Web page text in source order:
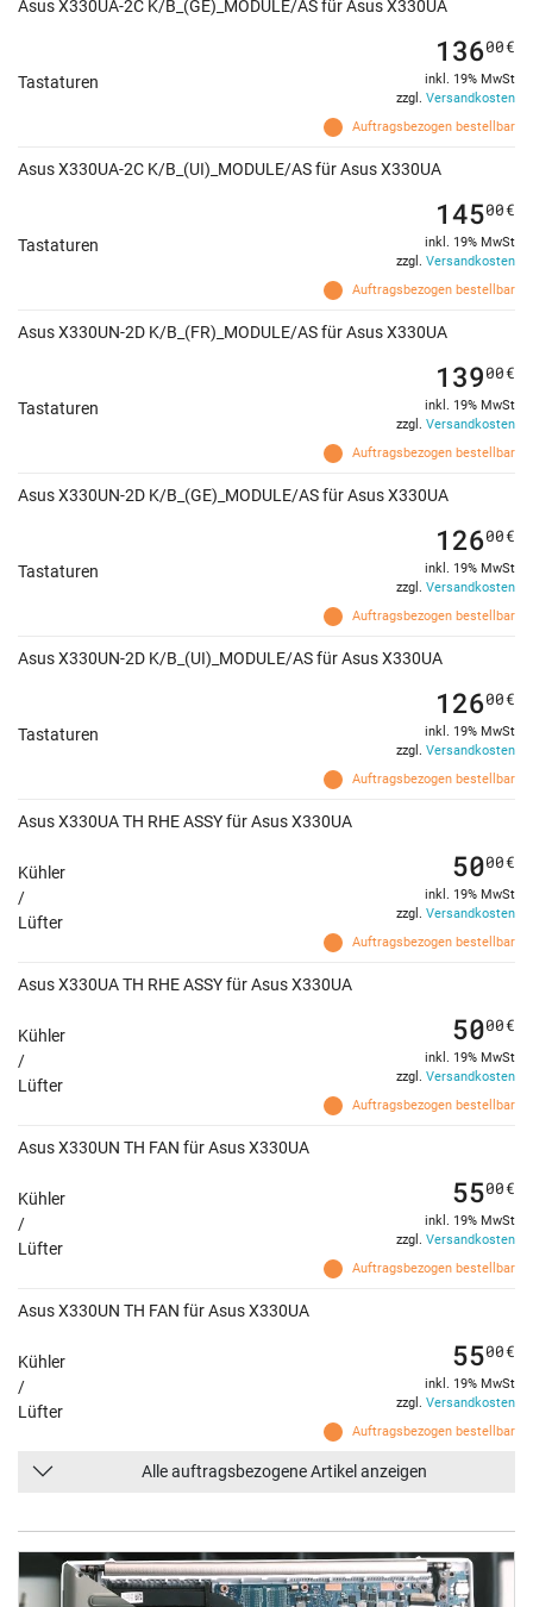
Asus X330UA-2C K/B_(GE)_MODULE/AS für Asus X330UA
Tastaturen
Auftragsbezogen bestellbar
13600€
inkl. 19% MwSt
zzgl. Versandkosten
Asus X330UA-2C K/B_(UI)_MODULE/AS für Asus X330UA
Tastaturen
Auftragsbezogen bestellbar
14500€
inkl. 19% MwSt
zzgl. Versandkosten
Asus X330UN-2D K/B_(FR)_MODULE/AS für Asus X330UA
Tastaturen
Auftragsbezogen bestellbar
13900€
inkl. 19% MwSt
zzgl. Versandkosten
Asus X330UN-2D K/B_(GE)_MODULE/AS für Asus X330UA
Tastaturen
Auftragsbezogen bestellbar
12600€
inkl. 19% MwSt
zzgl. Versandkosten
Asus X330UN-2D K/B_(UI)_MODULE/AS für Asus X330UA
Tastaturen
Auftragsbezogen bestellbar
12600€
inkl. 19% MwSt
zzgl. Versandkosten
Asus X330UA TH RHE ASSY für Asus X330UA
Kühler
/
Lüfter
Auftragsbezogen bestellbar
5000€
inkl. 19% MwSt
zzgl. Versandkosten
Asus X330UA TH RHE ASSY für Asus X330UA
Kühler
/
Lüfter
Auftragsbezogen bestellbar
5000€
inkl. 19% MwSt
zzgl. Versandkosten
Asus X330UN TH FAN für Asus X330UA
Kühler
/
Lüfter
Auftragsbezogen bestellbar
5500€
inkl. 19% MwSt
zzgl. Versandkosten
Asus X330UN TH FAN für Asus X330UA
Kühler
/
Lüfter
Auftragsbezogen bestellbar
5500€
inkl. 19% MwSt
zzgl. Versandkosten
Alle auftragsbezogene Artikel anzeigen